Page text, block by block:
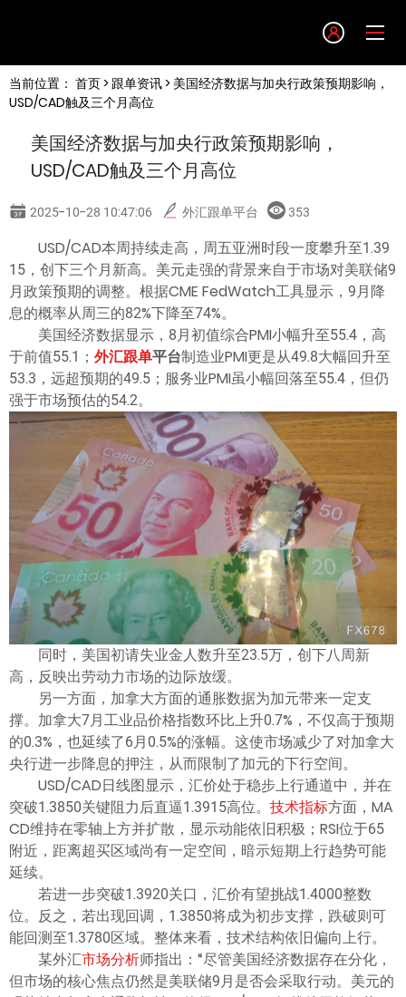
English
简体中文
한글
日本語
Tiếng việt
ไทย
当前位置： 首页> 跟单资讯> 美国经济数据与加央行政策预期影响，
USD/CAD触及三个月高位
美国经济数据与加央行政策预期影响，
USD/CAD触及三个月高位
2025-10-28 10:47:06 外汇跟单平台 353
USD/CAD本周持续走高，周五亚洲时段一度攀升至1.39
15，创下三个月新高。美元走强的背景来自于市场对美联储9
月政策预期的调整。根据CME FedWatch工具显示，9月降
息的概率从周三的82%下降至74%。
美国经济数据显示，8月初值综合PMI小幅升至55.4，高
于前值55.1； 外汇跟单平台制造业PMI更是从49.8大幅回升至
53.3，远超预期的49.5；服务业PMI虽小幅回落至55.4，但仍
强于市场预估的54.2。
同时，美国初请失业金人数升至23.5万，创下八周新
高，反映出劳动力市场的边际放缓。
另一方面，加拿大方面的通胀数据为加元带来一定支
撑。加拿大7月工业品价格指数环比上升0.7%，不仅高于预期
的0.3%，也延续了6月0.5%的涨幅。这使市场减少了对加拿大
央行进一步降息的押注，从而限制了加元的下行空间。
USD/CAD日线图显示，汇价处于稳步上行通道中，并在
突破1.3850关键阻力后直逼1.3915高位。 技术指标方面，MA
CD维持在零轴上方并扩散，显示动能依旧积极；RSI位于65
附近，距离超买区域尚有一定空间，暗示短期上行趋势可能
延续。
若进一步突破1.3920关口，汇价有望挑战1.4000整数
位。反之，若出现回调，1.3850将成为初步支撑，跌破则可
能回测至1.3780区域。整体来看，技术结构依旧偏向上行。
某外汇市场分析师指出：“尽管美国经济数据存在分化，
但市场的核心焦点仍然是美联储9月是否会采取行动。美元的